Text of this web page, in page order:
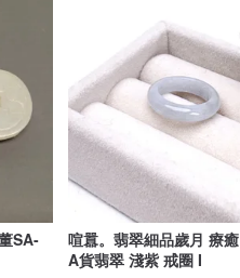
喧囂。翡翠細品歲月 療癒 I 天然緬甸
A貨翡翠 淺紫 戒圈 I